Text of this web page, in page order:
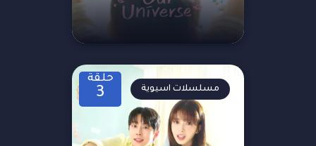
حلقة
3 مسلسلات اسيوية